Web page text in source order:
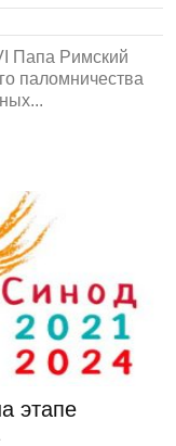
Папа Римский
паломничества
этапе